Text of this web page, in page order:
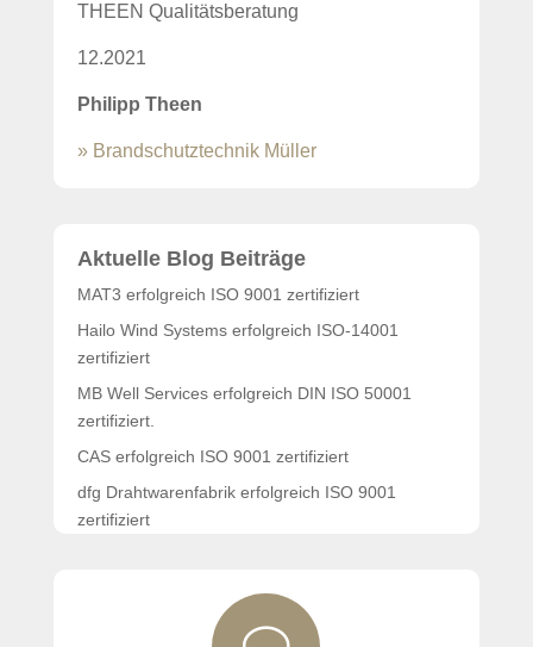
THEEN Qualitätsberatung
12.2021
Philipp Theen
» Brandschutztechnik Müller
Aktuelle Blog Beiträge
MAT3 erfolgreich ISO 9001 zertifiziert
Hailo Wind Systems erfolgreich ISO-14001
zertifiziert
MB Well Services erfolgreich DIN ISO 50001
zertifiziert.
CAS erfolgreich ISO 9001 zertifiziert
dfg Drahtwarenfabrik erfolgreich ISO 9001
zertifiziert